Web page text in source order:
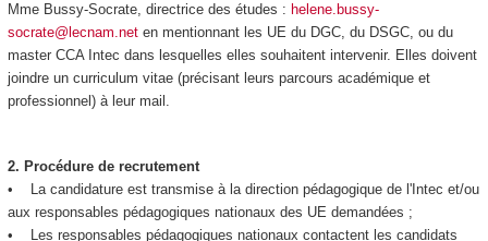
Mme Bussy-Socrate, directrice des études : helene.bussy-
socrate@lecnam.neten mentionnant les UE du DGC, du DSGC, ou du
master CCA Intec dans lesquelles elles souhaitent intervenir. Elles doivent
joindre un curriculum vitae (précisant leurs parcours académique et
professionnel) à leur mail.
2. Procédure de recrutement
• La candidature est transmise à la direction pédagogique de l'Intec et/ou
aux responsables pédagogiques nationaux des UE demandées ;
• Les responsables pédagogiques nationaux contactent les candidats